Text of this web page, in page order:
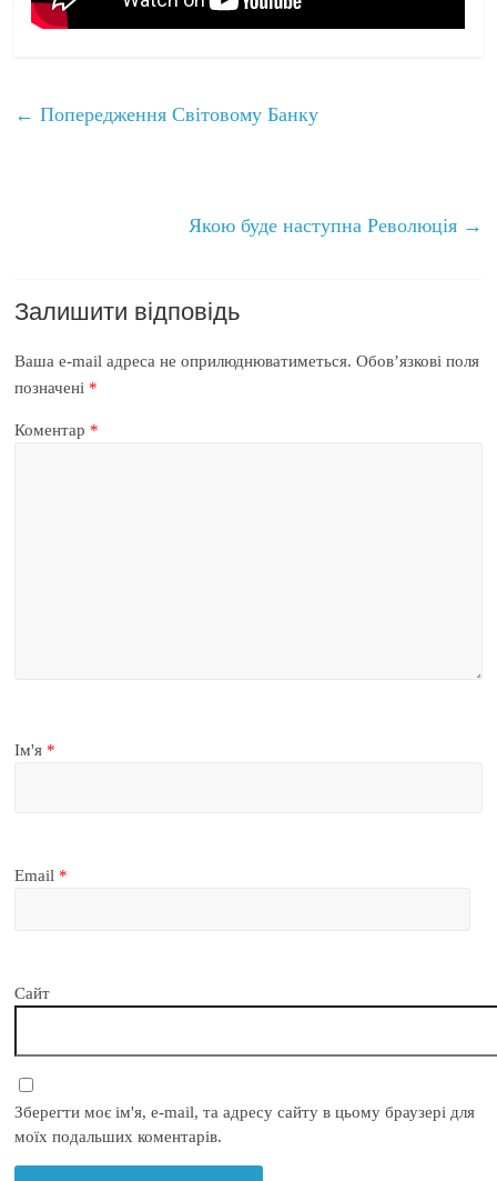
← Попередження Світовому Банку
Якою буде наступна Революція →
Залишити відповідь
Ваша e-mail адреса не оприлюднюватиметься. Обов’язкові поля
позначені *
Коментар *
Ім'я *
Email *
Сайт
Зберегти моє ім'я, e-mail, та адресу сайту в цьому браузері для
моїх подальших коментарів.